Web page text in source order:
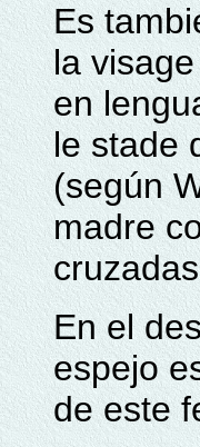
Es
la
en
le stade
(según
madre
En el
espejo
de este